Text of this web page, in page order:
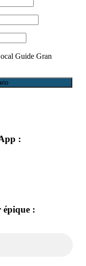
Guide Gran
:
épique :